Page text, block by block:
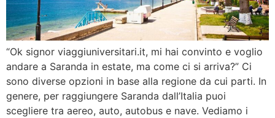
“Ok signor viaggiuniversitari.it, mi hai convinto e voglio
andare a Saranda in estate, ma come ci si arriva?” Ci
sono diverse opzioni in base alla regione da cui parti. In
genere, per raggiungere Saranda dall’Italia puoi
scegliere tra aereo, auto, autobus e nave. Vediamo i